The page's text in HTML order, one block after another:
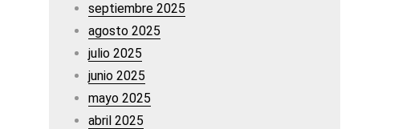
septiembre 2025
agosto 2025
julio 2025
junio 2025
mayo 2025
abril 2025